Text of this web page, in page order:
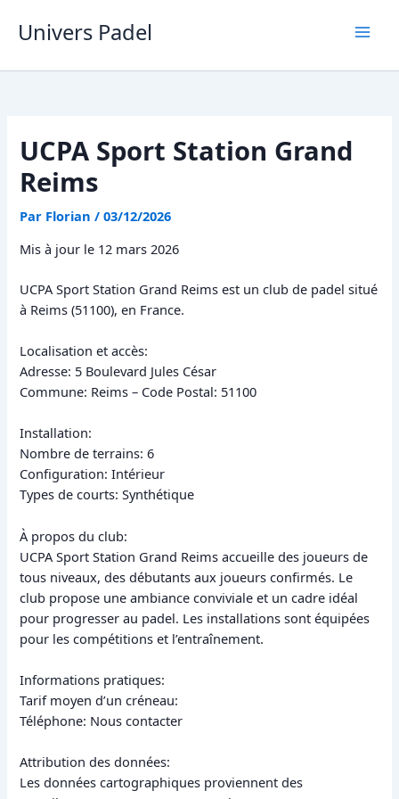
Univers Padel
UCPA Sport Station Grand
Reims
Par Florian/03/12/2026
Mis à jour le 12 mars 2026
UCPA Sport Station Grand Reims est un club de padel situé
à Reims (51100), en France.
Localisation et accès:
Adresse: 5 Boulevard Jules César
Commune: Reims – Code Postal: 51100
Installation:
Nombre de terrains: 6
Configuration: Intérieur
Types de courts: Synthétique
À propos du club:
UCPA Sport Station Grand Reims accueille des joueurs de
tous niveaux, des débutants aux joueurs confirmés. Le
club propose une ambiance conviviale et un cadre idéal
pour progresser au padel. Les installations sont équipées
pour les compétitions et l’entraînement.
Informations pratiques:
Tarif moyen d’un créneau:
Téléphone: Nous contacter
Attribution des données:
Les données cartographiques proviennent des